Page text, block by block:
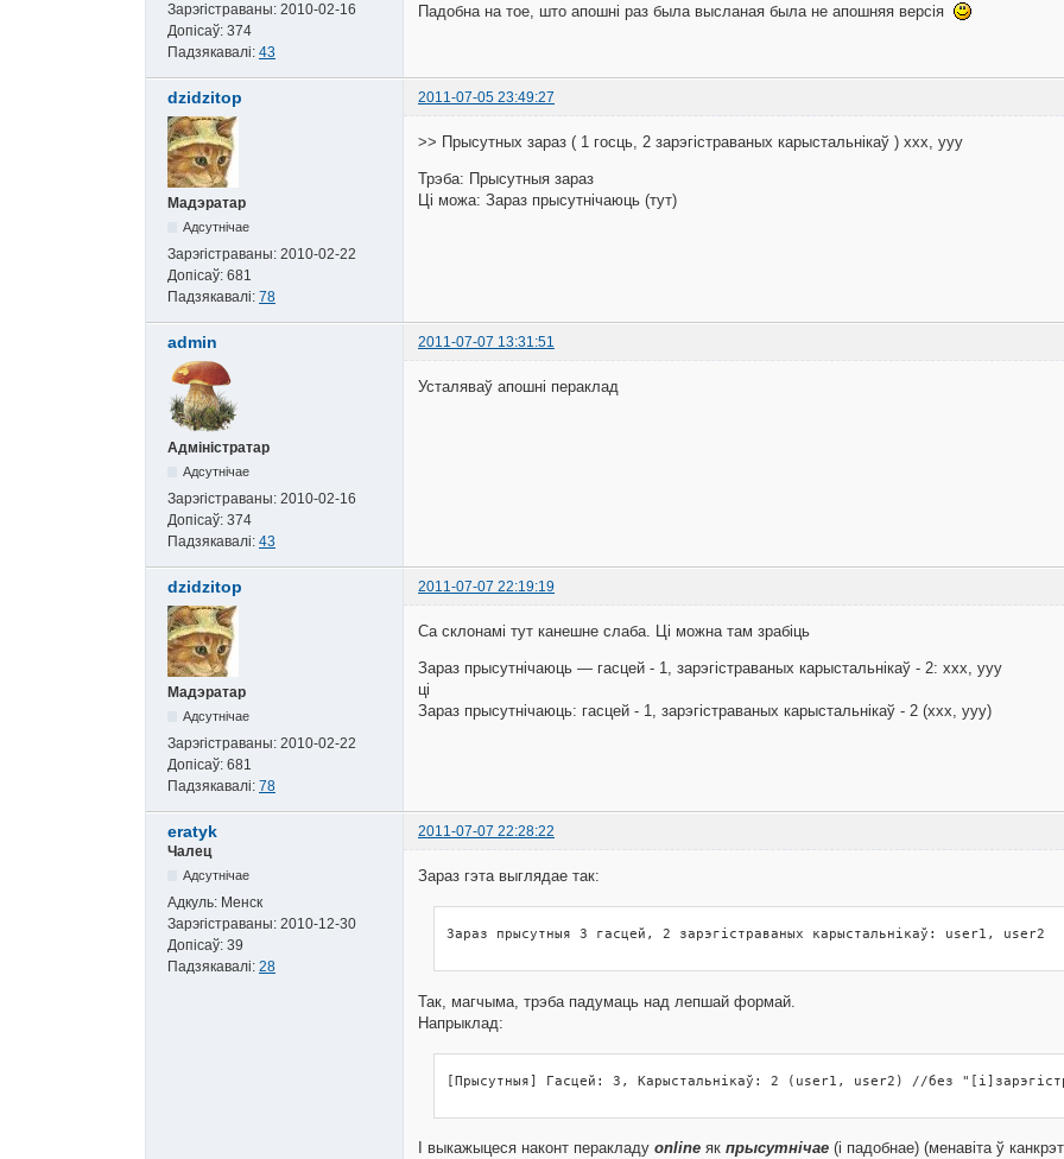
Зарэгістраваны: 2010-02-16
Допісаў: 374
Падзякавалі: 43
Падобна на тое, што апошні раз была высланая была не апошняя версія
dzidzitop 2011-07-05 23:49:27
Мадэратар
Адсутнічае
Зарэгістраваны: 2010-02-22
Допісаў: 681
Падзякавалі: 78
>> Прысутных зараз ( 1 госць, 2 зарэгістраваных карыстальнікаў ) xxx, yyy
Трэба: Прысутныя зараз
Ці можа: Зараз прысутнічаюць (тут)
admin 2011-07-07 13:31:51
Адміністратар
Адсутнічае
Зарэгістраваны: 2010-02-16
Допісаў: 374
Падзякавалі: 43
Усталяваў апошні пераклад
dzidzitop 2011-07-07 22:19:19
Мадэратар
Адсутнічае
Зарэгістраваны: 2010-02-22
Допісаў: 681
Падзякавалі: 78
Са склонамі тут канешне слаба. Ці можна там зрабіць
Зараз прысутнічаюць — гасцей - 1, зарэгістраваных карыстальнікаў - 2: ххх, ууу
ці
Зараз прысутнічаюць: гасцей - 1, зарэгістраваных карыстальнікаў - 2 (ххх, ууу)
eratyk
2011-07-07 22:28:22
Чалец
Адсутнічае
Адкуль: Менск
Зарэгістраваны: 2010-12-30
Допісаў: 39
Падзякавалі: 28
Зараз гэта выглядае так:
Зараз прысутныя 3 гасцей, 2 зарэгістраваных карыстальнікаў: user1, user2
Так, магчыма, трэба падумаць над лепшай формай.
Напрыклад:
[Прысутныя] Гасцей: 3, Карыстальнікаў: 2 (user1, user2) //без
І выкажыцеся наконт перакладу online як прысутнічае (і падобнае) (менавіта ў